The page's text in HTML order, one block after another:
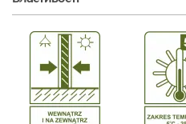
води може призвести до
гідроізоляції. Розчин готовий
змішування і зберігає свої
Нанесення розчину: Змішати
Повторно перемішати, після
наносити хрест-навхрест у 2